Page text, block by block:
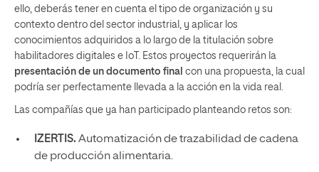
ello, deberás tener en cuenta el tipo de organización y su
contexto dentro del sector industrial, y aplicar los
conocimientos adquiridos a lo largo de la titulación sobre
habilitadores digitales e IoT. Estos proyectos requerirán la
presentación de un documento final con una propuesta, la cual
podría ser perfectamente llevada a la acción en la vida real.
Las compañías que ya han participado planteando retos son:
IZERTIS. Automatización de trazabilidad de cadena
de producción alimentaria.